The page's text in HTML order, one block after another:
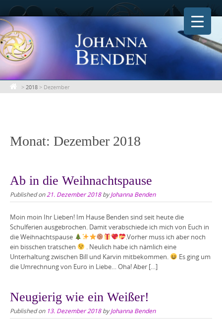
Skip
to
content
> 2018 > Dezember
Monat: Dezember 2018
Ab in die Weihnachtspause
Published on21. Dezember 2018byJohanna Benden
Moin moin Ihr Lieben! Im Hause Benden sind seit heute die
Schulferien ausgebrochen. Damit verabschiede ich mich von Euch in
die Weihnachtspause
.Vorher muss ich aber noch
ein bisschen tratschen
. Neulich habe ich nämlich eine
Unterhaltung zwischen Bill und Karvin mitbekommen.
Es ging um
die Umrechnung von Euro in Liebe… Oha! Aber […]
Neugierig wie ein Weißer!
Published on 13. Dezember 2018byJohanna Benden